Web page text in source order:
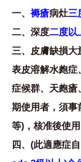
一、 褥瘡病灶三
二、深度二度以
三、皮膚缺損大
表皮溶解水皰症
症候群、天皰
期使用者，須事
等)，核准後使用
四、(此適應症